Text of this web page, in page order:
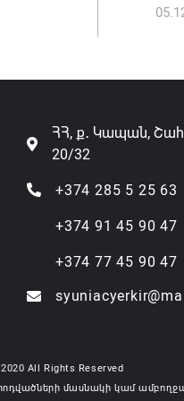
ՀՀ, ք․ Կապան,
20/32
+374 285 5 25 63
+374 91 45 90 47
+374 77 45 90 47
All Rights Reserved
մասնակի կամ